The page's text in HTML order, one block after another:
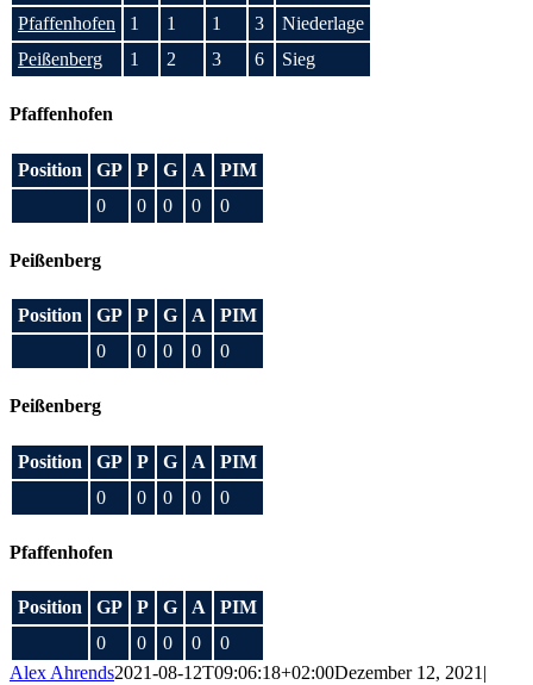
Pfaffenhofen
1 1 1 3
Niederlage
Peißenberg
1 2 3 6 Sieg
Pfaffenhofen
Position GP P G A
PIM
0
0 0 0 0
Peißenberg
Position GP P G A
PIM
0
0 0 0 0
Peißenberg
Position GP P G A
PIM
0
0 0 0 0
Pfaffenhofen
Position GP P G A
PIM
0
0 0 0
0
Alex Ahrends2021-08-12T09:06:18+02:00Dezember 12, 2021 |